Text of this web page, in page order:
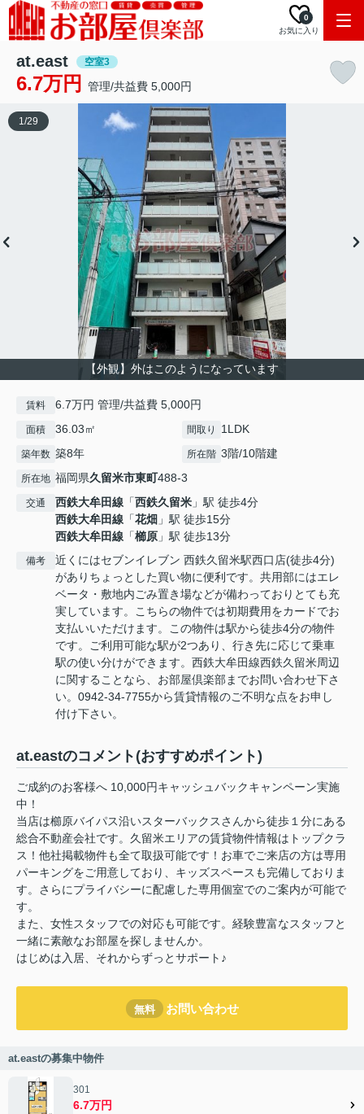
お気に入り
0
at.east 空室3
6.7万円 管理/共益費 5,000円
【外観】外はこのようになっています
1/29
賃料 6.7万円 管理/共益費 5,000円
面積 36.03㎡ 間取り 1LDK
築年数 築8年 所在階 3階/10階建
所在地 福岡県久留米市東町488-3
交通 西鉄大牟田線 「西鉄久留米 」駅 徒歩4分
西鉄大牟田線 「花畑 」駅 徒歩15分
西鉄大牟田線 「櫛原 」駅 徒歩13分
備考
近くにはセブンイレブン 西鉄久留米駅西口店(徒歩4分)
がありちょっとした買い物に便利です。共用部にはエレ
ベータ・敷地内ごみ置き場などが備わっておりとても充
実しています。こちらの物件では初期費用をカードでお
支払いいただけます。この物件は駅から徒歩4分の物件
です。ご利用可能な駅が2つあり、行き先に応じて乗車
駅の使い分けができます。西鉄大牟田線西鉄久留米周辺
に関することなら、お部屋倶楽部までお問い合わせ下さ
い。0942-34-7755から賃貸情報のご不明な点をお申し
付け下さい。
at.eastのコメント(おすすめポイント)
ご成約のお客様へ 10,000円キャッシュバックキャンペーン実施
中！
当店は櫛原バイパス沿いスターバックスさんから徒歩１分にある
総合不動産会社です。久留米エリアの賃貸物件情報はトップクラ
ス！他社掲載物件も全て取扱可能です！お車でご来店の方は専用
パーキングをご用意しており、キッズスペースも完備しておりま
す。さらにプライバシーに配慮した専用個室でのご案内が可能で
す。
また、女性スタッフでの対応も可能です。経験豊富なスタッフと
一緒に素敵なお部屋を探しませんか。
はじめは入居、それからずっとサポート♪
無料 お問い合わせ
at.eastの募集中物件
301
6.7万円